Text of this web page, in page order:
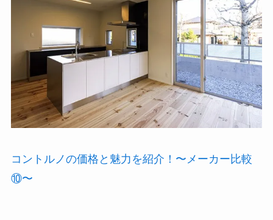
コントルノの価格と魅力を紹介！〜メーカー比較
⑩〜